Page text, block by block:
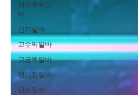
연안부두알
바
단기알바
고수익알바
고금액알바
편의점알바
단순알바